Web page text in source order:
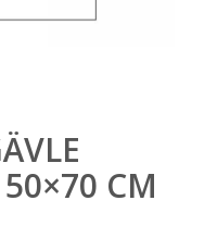
50×70 CM